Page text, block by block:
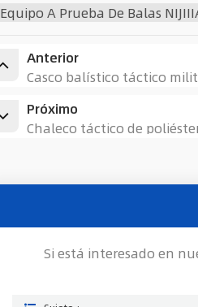
Equipo A Prueba De Balas
Anterior
Casco balístico táctico
Próximo
Chaleco táctico de
Si está interesado en